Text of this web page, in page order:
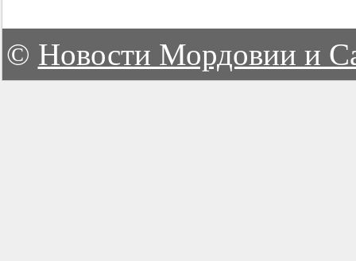
© Новости Мордовии и